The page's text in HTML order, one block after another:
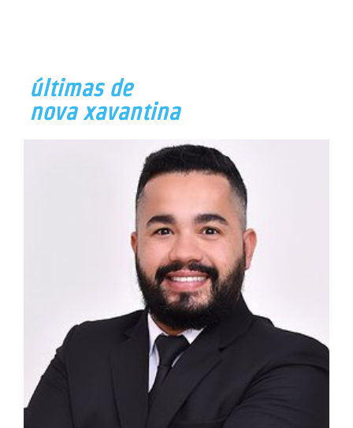
últimas de
nova xavantina